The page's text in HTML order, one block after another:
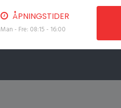
ÅPNINGSTIDER
Man - Fre: 08:15 - 16:00